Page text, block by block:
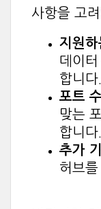
사항을 고
지원
데이
합니다.
포트
맞는
합니다.
추가
허브